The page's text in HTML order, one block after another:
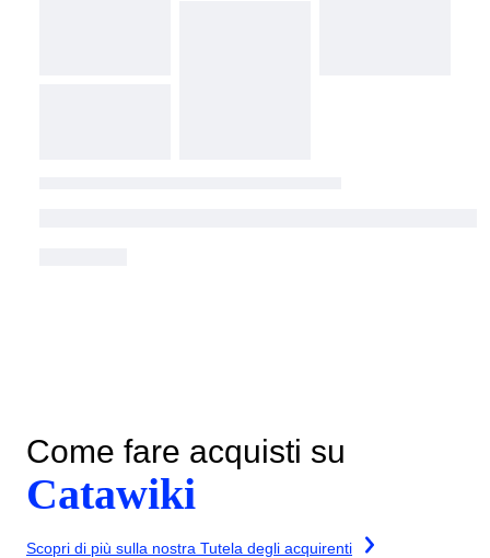
Come fare acquisti su
Catawiki
Scopri di più sulla nostra Tutela degli acquirenti